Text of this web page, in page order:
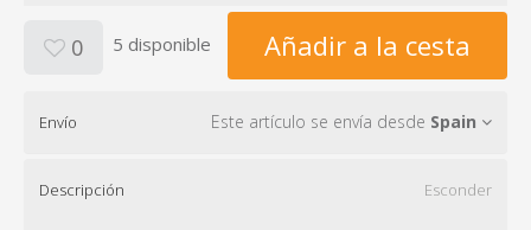
0 5 disponible Añadir a la cesta
Envío Este artículo se envía desde Spain
Descripción Esconder